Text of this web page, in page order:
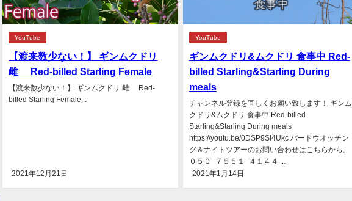
YouTube
【渡来数少ない！】 ギンムクドリ
雌 Red-billed Starling Female
【渡来数少ない！】 ギンムクドリ 雌 Red-
billed Starling Female...
2021年12月21日
YouTube
ギンムクドリ&ムクドリ 食事中 Red-
billed Starling&Starling During
meals
チャンネル登録を宜しくお願い致します！ ギンム
クドリ&ムクドリ 食事中 Red-billed
Starling&Starling During meals
https://youtu.be/0DSP9Si4Ukc バードウオッチン
グ＆ナイトツアーのお問い合わせはこちらから。
０５０−７５５１−４１４４ ...
2021年1月14日